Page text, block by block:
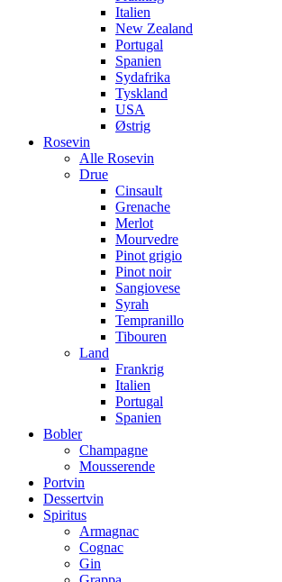
Italien
New Zealand
Portugal
Spanien
Sydafrika
Tyskland
USA
Østrig
Rosevin
Alle Rosevin
Drue
Cinsault
Grenache
Merlot
Mourvedre
Pinot grigio
Pinot noir
Sangiovese
Syrah
Tempranillo
Tibouren
Land
Frankrig
Italien
Portugal
Spanien
Bobler
Champagne
Mousserende
Portvin
Dessertvin
Spiritus
Armagnac
Cognac
Gin